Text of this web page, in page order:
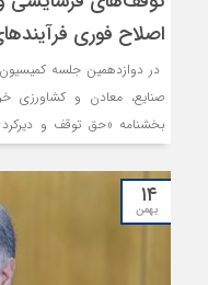
اصلاح فوری
در دوازدهمین جلسه کمیسیون
صنایع، معادن و کشاورزی
بخشنامه «حق توقف و
گزارشی از جلسات برگزارشده
دوغارون ارائه گردید. در
شد.
۱۴
بهمن